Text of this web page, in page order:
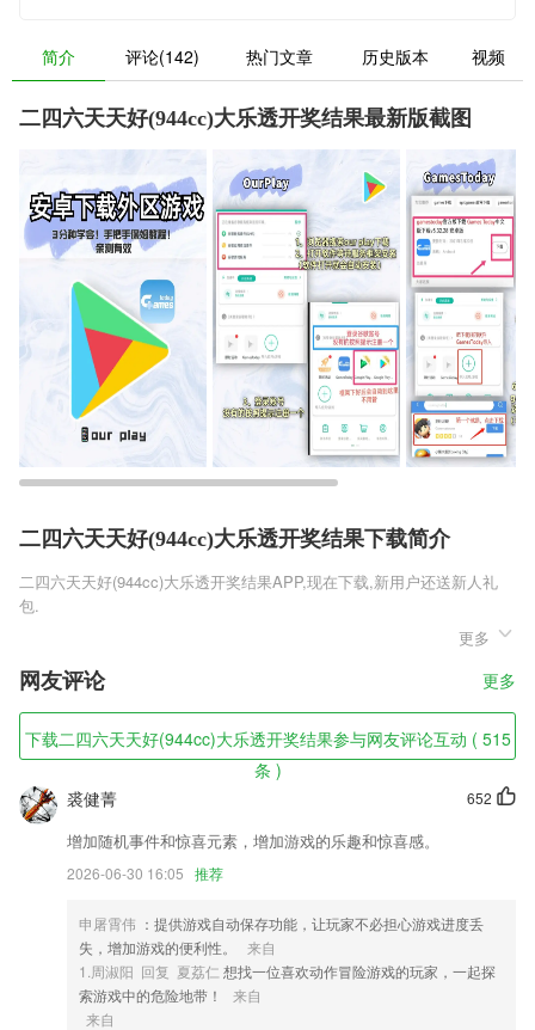
简介 评论(142) 热门文章 历史版本 视频
二四六天天好(944cc)大乐透开奖结果最新版截图
二四六天天好(944cc)大乐透开奖结果下载简介
二四六天天好(944cc)大乐透开奖结果APP,现在下载,新用户还送新人礼
包.
二四六天天好(944cc)大乐透开奖结果是一款魔幻卡通风格的的幻想卡牌
策略手游，有趣的魔幻冒险故事剧情，各种幻想种族英雄人物，玩家可以
尽情的收集，操作可爱的小魔女们进行不同的冒险，诸多刺激的魔幻冒险
关卡，玩家随时可挑战，搭配不同的战术阵容，幻想魔女首发版进行各种
的策略对决。
二四六天天好(944cc)大乐透开奖结果软件特色
1,限时包邮活动,轻松购药,隐私配送,买药更加放心;
2,还有全套的装备资料都能够让你轻松备考，有最新的记忆方法，掌握更
多的知识。
4,提供给大家的参考数据还是非常全面的哟,最新的市场信息也可以在线
5,个性化秒表，人性化计时器，精准帮助用户计算时间
更多
网友评论 更多
下载二四六天天好(944cc)大乐透开奖结果参与网友评论互动 ( 515
条 )
652
裘健菁
增加随机事件和惊喜元素，增加游戏的乐趣和惊喜感。
2026-06-30 16:05 推荐
申屠霄伟 ：提供游戏自动保存功能，让玩家不必担心游戏进度丢
失，增加游戏的便利性。
来自
1.周淑阳 回复 夏荔仁 想找一位喜欢动作冒险游戏的玩家，一起探
索游戏中的危险地带！
来自
来自